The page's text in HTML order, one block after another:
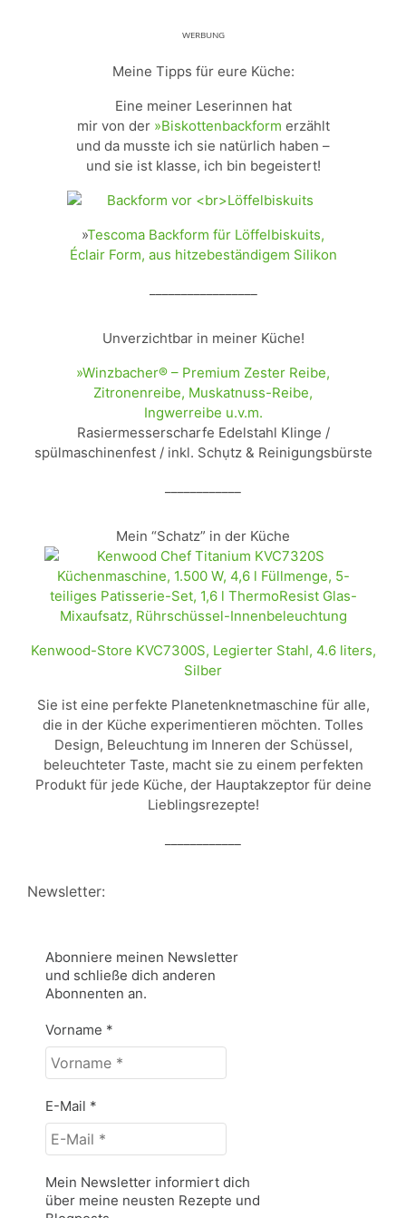
ᵂᴱᴿᴮᵁᴺᴳ
Meine Tipps für eure Küche:
Eine meiner Leserinnen hat
mir von der »Biskottenbackform erzählt
und da musste ich sie natürlich haben –
und sie ist klasse, ich bin begeistert!
»Tescoma Backform für Löffelbiskuits,
Éclair Form, aus hitzebeständigem Silikon
Unverzichtbar in meiner Küche!
»Winzbacher® – Premium Zester Reibe,
Zitronenreibe, Muskatnuss-Reibe,
Ingwerreibe u.v.m.
Rasiermesserscharfe Edelstahl Klinge /
spülmaschinenfest / inkl. Schụtz & Reinigungsbürste
Mein “Schatz” in der Küche
Kenwood-Store KVC7300S, Legierter Stahl, 4.6 liters,
Silber
Sie ist eine perfekte Planetenknetmaschine für alle,
die in der Küche experimentieren möchten. Tolles
Design, Beleuchtung im Inneren der Schüssel,
beleuchteter Taste, macht sie zu einem perfekten
Produkt für jede Küche, der Hauptakzeptor für deine
Lieblingsrezepte!
Newsletter:
Abonniere meinen Newsletter
und schließe dich anderen
Abonnenten an.
Vorname *
E-Mail *
Mein Newsletter informiert dich
über meine neusten Rezepte und